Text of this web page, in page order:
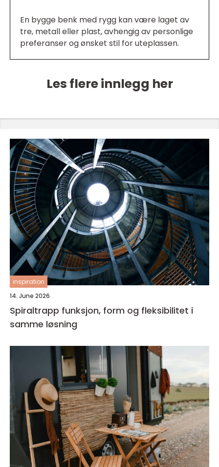
En bygge benk med rygg kan være laget av
tre, metall eller plast, avhengig av personlige
preferanser og ønsket stil for uteplassen.
Les flere innlegg her
inspiration
14. June 2026
Spiraltrapp funksjon, form og fleksibilitet i
samme løsning